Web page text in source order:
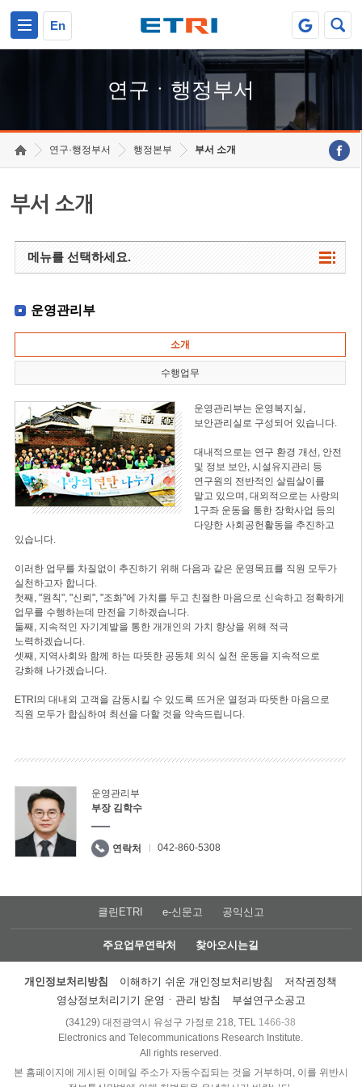
En
연구ㆍ행정부서
연구·행정부서 행정본부 부서 소개
부서 소개
메뉴를 선택하세요.
운영관리부
소개
수행업무
운영관리부는 운영복지실,
보안관리실로 구성되어 있습니다.
대내적으로는 연구 환경 개선, 안전
및 정보 보안, 시설유지관리 등
연구원의 전반적인 살림살이를
맡고 있으며, 대외적으로는 사랑의
1구좌 운동을 통한 장학사업 등의
다양한 사회공헌활동을 추진하고
있습니다.
이러한 업무를 차질없이 추진하기 위해 다음과 같은 운영목표를 직원 모두가
실천하고자 합니다.
첫째, "원칙", "신뢰", "조화"에 가치를 두고 친절한 마음으로 신속하고 정확하게
업무를 수행하는데 만전을 기하겠습니다.
둘째, 지속적인 자기계발을 통한 개개인의 가치 향상을 위해 적극
노력하겠습니다.
셋째, 지역사회와 함께 하는 따뜻한 공동체 의식 실천 운동을 지속적으로
강화해 나가겠습니다.
ETRI의 대내외 고객을 감동시킬 수 있도록 뜨거운 열정과 따뜻한 마음으로
직원 모두가 합심하여 최선을 다할 것을 약속드립니다.
운영관리부
부장 김학수
연락처 042-860-5308
클린ETRI e-신문고 공익신고
주요업무연락처 찾아오시는길
개인정보처리방침 이해하기 쉬운 개인정보처리방침
저작권정책
영상정보처리기기 운영ㆍ관리 방침
부설연구소공고
(34129) 대전광역시 유성구 가정로 218, TEL 1466-38
Electronics and Telecommunications Research Institute.
All rights reserved.
본 홈페이지에 게시된 이메일 주소가 자동수집되는 것을 거부하며, 이를 위반시